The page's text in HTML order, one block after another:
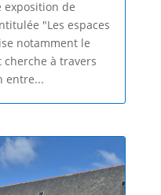
exposition de
"Les espaces
notamment le
à travers
entre...